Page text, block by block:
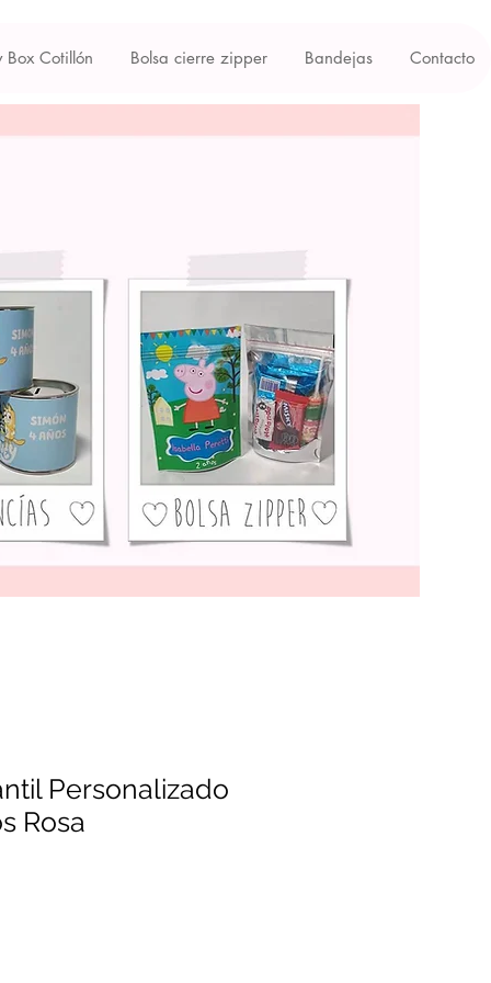
Box Cotillón Bolsa cierre zipper Bandejas Contacto
Personalizado
Rosa